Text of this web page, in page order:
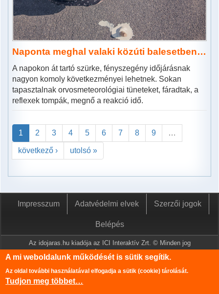
Naponta meghal valaki közúti balesetben…
A napokon át tartó szürke, fényszegény időjárásnak
nagyon komoly következményei lehetnek. Sokan
tapasztalnak orvosmeteorológiai tüneteket, fáradtak, a
reflexek tompák, megnő a reakció idő.
1 2 3 4 5 6 7 8 9 …
következő › utolsó »
Impresszum Adatvédelmi elvek Szerzői jogok
Belépés
Az idojaras.hu kiadója az ICI Interaktív Zrt. © Minden jog
fenntartva.
A www.idojaras.hu oldalon megjelenő tartalmakat a szerzői jogról
szóló 1999. évi LXXVI. törvény értelmében az ICI Interaktív Zrt
írásos engedélye nélkül tilos lemásolni és közzétenni.
A mi weboldalunk működését is sütik segítik.
Az oldal további használatával elfogadja a sütik (cookie) tárolását.
Tudjon meg többet…